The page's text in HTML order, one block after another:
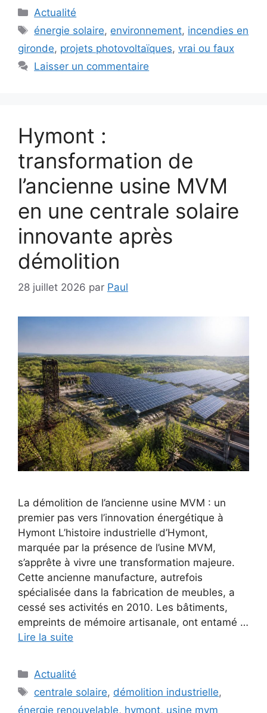
Catégories
Actualité
Étiquettes
énergie solaire, environnement, incendies en
gironde, projets photovoltaïques, vrai ou faux
Laisser un commentaire
Hymont :
transformation de
l’ancienne usine MVM
en une centrale solaire
innovante après
démolition
28 juillet 2026 par Paul
La démolition de l’ancienne usine MVM : un
premier pas vers l’innovation énergétique à
Hymont L’histoire industrielle d’Hymont,
marquée par la présence de l’usine MVM,
s’apprête à vivre une transformation majeure.
Cette ancienne manufacture, autrefois
spécialisée dans la fabrication de meubles, a
cessé ses activités en 2010. Les bâtiments,
empreints de mémoire artisanale, ont entamé …
Lire la suite
Catégories
Actualité
Étiquettes
centrale solaire, démolition industrielle,
énergie renouvelable, hymont, usine mvm